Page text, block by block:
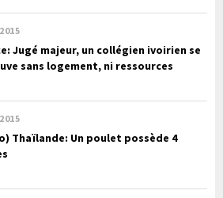
Jugé majeur, un collégien ivoirien se
sans logement, ni ressources
Thaïlande: Un poulet possède 4